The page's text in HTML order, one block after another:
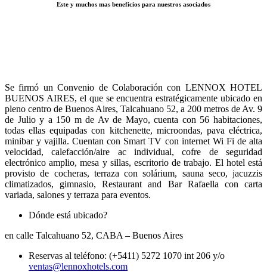
Este y muchos mas beneficios para nuestros asociados
Se firmó un Convenio de Colaboración con LENNOX HOTEL
BUENOS AIRES, el que se encuentra estratégicamente ubicado en
pleno centro de Buenos Aires, Talcahuano 52, a 200 metros de Av. 9
de Julio y a 150 m de Av de Mayo, cuenta con 56 habitaciones,
todas ellas equipadas con kitchenette, microondas, pava eléctrica,
minibar y vajilla. Cuentan con Smart TV con internet Wi Fi de alta
velocidad, calefacción/aire ac individual, cofre de seguridad
electrónico amplio, mesa y sillas, escritorio de trabajo. El hotel está
provisto de cocheras, terraza con solárium, sauna seco, jacuzzis
climatizados, gimnasio, Restaurant and Bar Rafaella con carta
variada, salones y terraza para eventos.
Dónde está ubicado?
en calle Talcahuano 52, CABA – Buenos Aires
Reservas al teléfono: (+5411) 5272 1070 int 206 y/o
ventas@lennoxhotels.com